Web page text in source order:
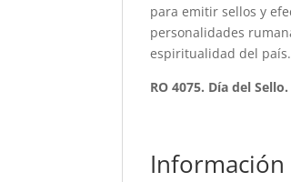
para emitir sellos y
personalidades
espiritualidad del país.
RO 4075. Día del
Información